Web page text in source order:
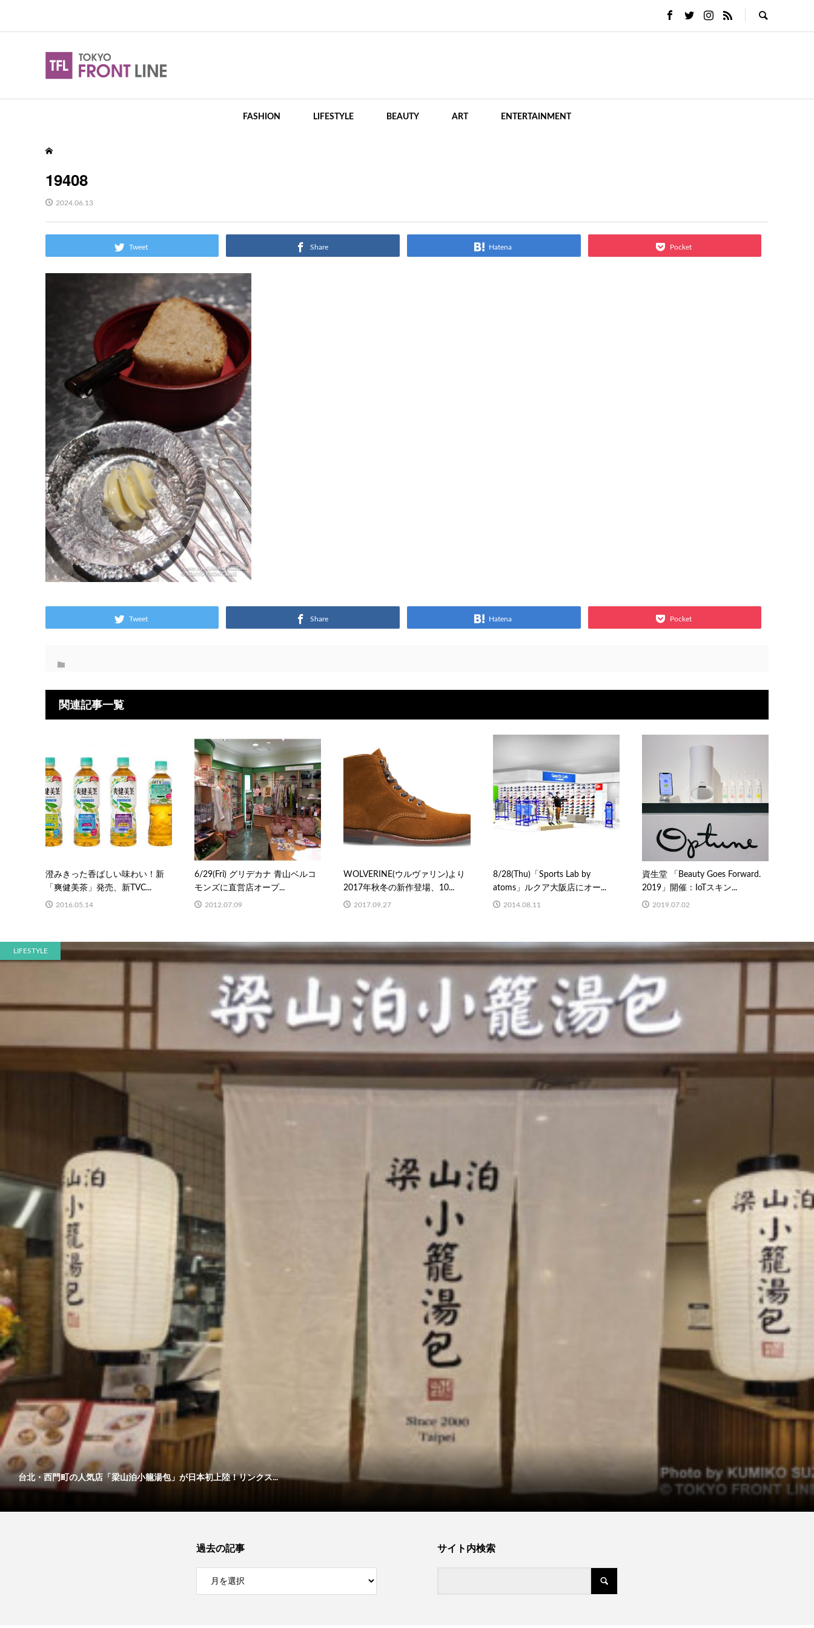
FASHION LIFESTYLE BEAUTY ART ENTERTAINMENT
19408
2024.06.13
Tweet Share Hatena Pocket
Tweet Share Hatena Pocket
関連記事一覧
澄みきった香ばしい味わい！新
「爽健美茶」発売、新TVC...
2016.05.14
6/29(Fri) グリデカナ 青山ベルコ
モンズに直営店オープ...
2012.07.09
WOLVERINE(ウルヴァリン)より
2017年秋冬の新作登場、10...
2017.09.27
8/28(Thu)「Sports Lab by
atoms」ルクア大阪店にオー...
2014.08.11
資生堂 「Beauty Goes Forward.
2019」開催：IoTスキン...
2019.07.02
LIFESTYLE
台北・西門町の人気店「梁山泊小籠湯包」が日本初上陸！リンクス...
過去の記事 サイト内検索